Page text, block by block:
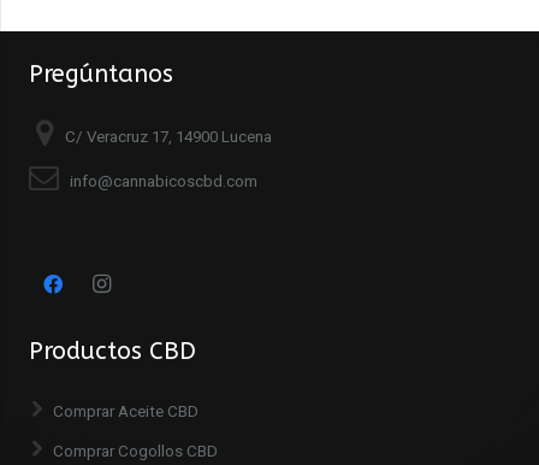
Pregúntanos
C/ Veracruz 17, 14900 Lucena
info@cannabicoscbd.com
Productos CBD
Comprar Aceite CBD
Comprar Cogollos CBD